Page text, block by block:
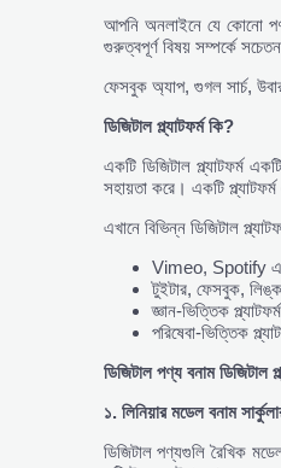
আপনি অনলাইনে যে কোনো
গুরুত্বপূর্ণ বিষয় সম্পর্কে
ফেসবুক অ্যাপ, গুগল সার্চ,
ডিজিটালপ্ল্যাটফর্মকি?
একটি ডিজিটাল প্ল্যাটফর্ম
সহায়তা করে। একটি
এখানে বিভিন্ন ডিজিটাল
Vimeo, Spotify এবং
টুইটার, ফেসবুক,
জ্ঞান-ভিত্তিক
পরিষেবা-ভিত্তিক
ডিজিটালপণ্য বনামডিজিটাল
১. লিনিয়ারমডেলবনাম
ডিজিটাল পণ্যগুলি রৈখিক